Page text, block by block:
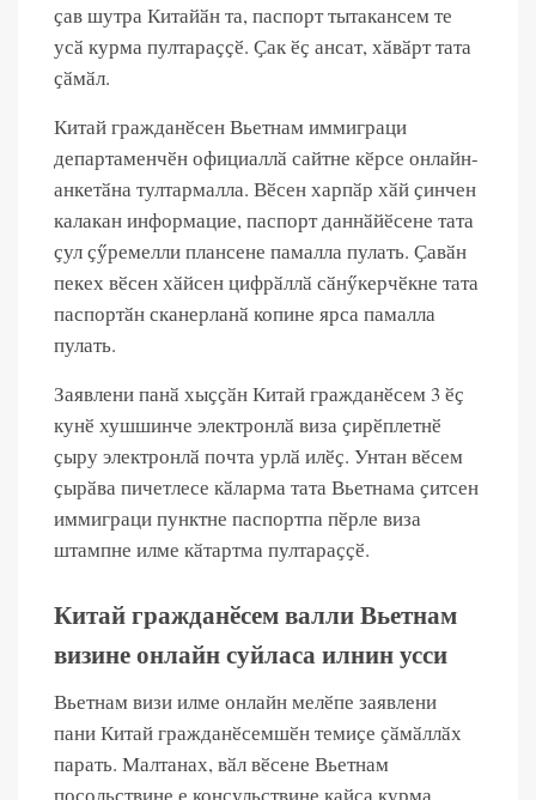
ҫав шутра Китайӑн та, паспорт тытакансем те
усӑ курма пултараҫҫӗ. Ҫак ӗҫ ансат, хӑвӑрт тата
ҫӑмӑл.
Китай гражданӗсен Вьетнам иммиграци
департаменчӗн официаллӑ сайтне кӗрсе онлайн-
анкетӑна тултармалла. Вӗсен харпӑр хӑй ҫинчен
калакан информацие, паспорт даннӑйӗсене тата
ҫул ҫӳремелли плансене памалла пулать. Ҫавӑн
пекех вӗсен хӑйсен цифрӑллӑ сӑнӳкерчӗкне тата
паспортӑн сканерланӑ копине ​​ярса памалла
пулать.
Заявлени панӑ хыҫҫӑн Китай гражданӗсем 3 ӗҫ
кунӗ хушшинче электронлӑ виза ҫирӗплетнӗ
ҫыру электронлӑ почта урлӑ илӗҫ. Унтан вӗсем
ҫырӑва пичетлесе кӑларма тата Вьетнама ҫитсен
иммиграци пунктне паспортпа пӗрле виза
штампне илме кӑтартма пултараҫҫӗ.
Китай гражданӗсем валли Вьетнам
визине онлайн суйласа илнин усси
Вьетнам визи илме онлайн мелӗпе заявлени
пани Китай гражданӗсемшӗн темиҫе ҫӑмӑллӑх
парать. Малтанах, вӑл вӗсене Вьетнам